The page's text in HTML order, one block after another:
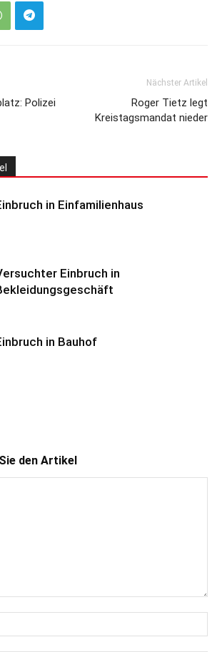
Polizei
Nächster Artikel
Roger Tietz legt
Kreistagsmandat nieder
in Einfamilienhaus
Einbruch in
in Bauhof
den Artikel